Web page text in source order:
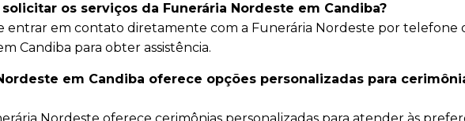
os serviços da Funerária Nordeste em Candiba?
entrar em contato diretamente com a Funerária Nordeste por telefone
Candiba para obter assistência.
em Candiba oferece opções personalizadas para